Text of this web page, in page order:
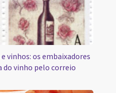
vinhos: os embaixadores
do vinho pelo correio